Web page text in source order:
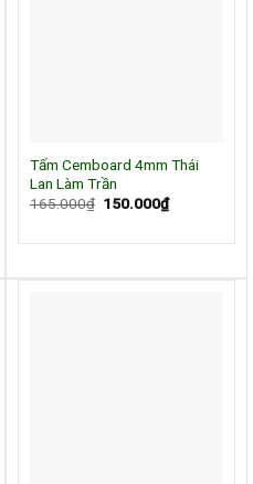
Tấm Cemboard 4mm Thái
Lan Làm Trần
165.000₫ Giá
165.000₫.
150.000₫Giá
hiện
là: